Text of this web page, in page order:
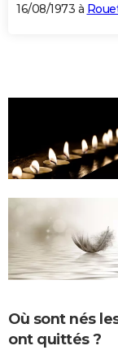
16/08/1973 à
Où sont nés
ont quittés ?